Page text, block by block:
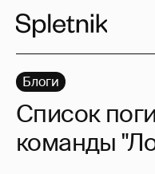
Блоги
Список
команды